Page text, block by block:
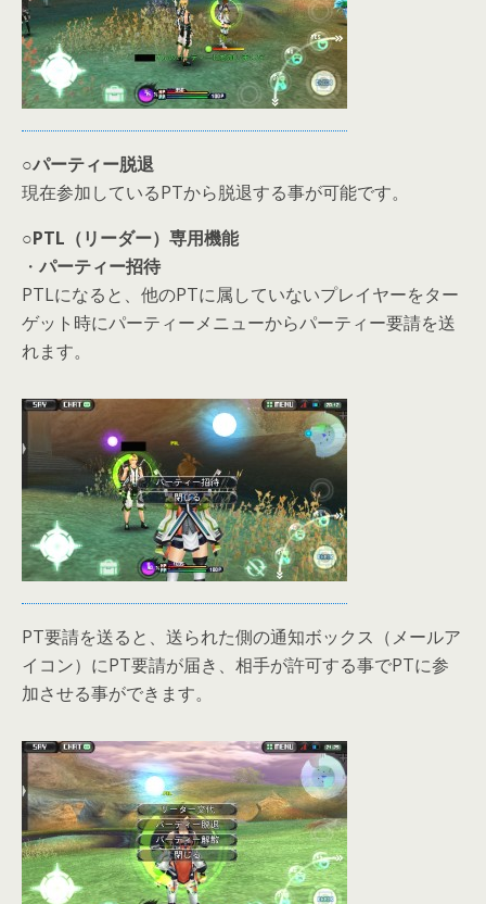
○パーティー脱退
現在参加しているPTから脱退する事が可能です。
○PTL（リーダー）専用機能
・ パーティー招待
PTLになると、他のPTに属していないプレイヤーをター
ゲット時にパーティーメニューからパーティー要請を送
れます。
PT要請を送ると、送られた側の通知ボックス（メールア
イコン）にPT要請が届き、相手が許可する事でPTに参
加させる事ができます。